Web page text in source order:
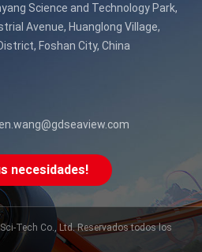
Science and Technology Park,
Avenue, Huanglong Village,
Foshan City, China
necesidades!
Tech Co., Ltd. Reservados todos los